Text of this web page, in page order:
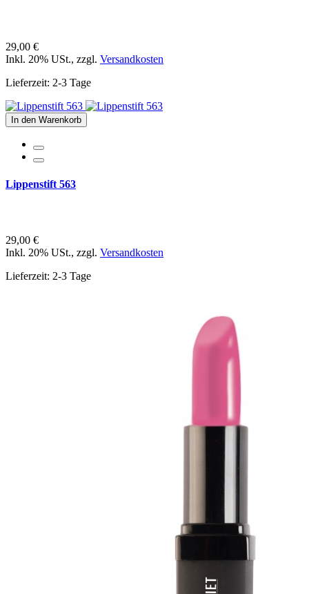
29,00 €
Inkl. 20% USt., zzgl. Versandkosten
Lieferzeit: 2-3 Tage
In den Warenkorb
Lippenstift 563
29,00 €
Inkl. 20% USt., zzgl. Versandkosten
Lieferzeit: 2-3 Tage